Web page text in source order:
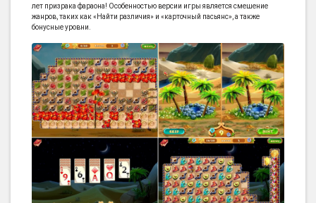
НОВОСТИ
лет призрака фараона! Особенностью версии игры является смешение
жанров, таких как «Найти различия» и «карточный пасьянс», а также
бонусные уровни.